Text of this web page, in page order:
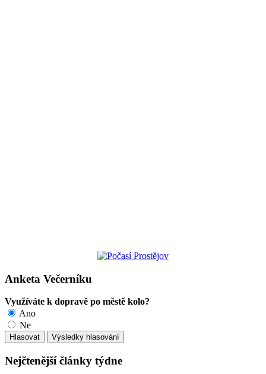
Anketa Večerníku
Využíváte k dopravě po městě kolo?
Ano
Ne
Nejčtenější články týdne